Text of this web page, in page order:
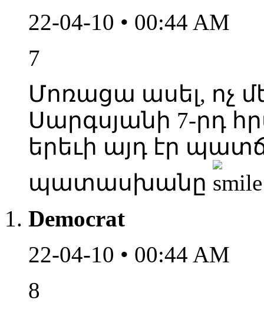
22-04-10 • 00:44 AM
7
Մոռացա ասել, ոչ
Սարգսյանի 7-րդ
երեւի այդ էր
պատասխանը
Democrat
22-04-10 • 00:44 AM
8